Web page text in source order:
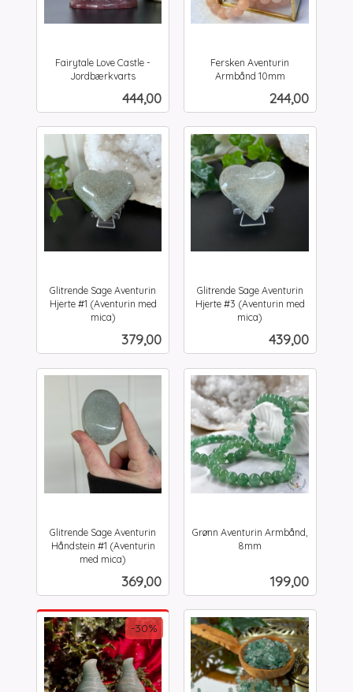
Fairytale Love Castle -
Jordbærkvarts
Pris
444,00
Fersken Aventurin
Armbånd 10mm
Pris
244,00
Glitrende Sage Aventurin
Hjerte #1 (Aventurin med
mica)
Pris
379,00
Glitrende Sage Aventurin
Hjerte #3 (Aventurin med
mica)
Pris
439,00
Glitrende Sage Aventurin
Håndstein #1 (Aventurin
med mica)
Pris
369,00
Grønn Aventurin Armbånd,
8mm
Pris
199,00
-30%